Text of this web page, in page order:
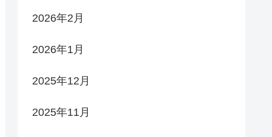
2026年2月
2026年1月
2025年12月
2025年11月